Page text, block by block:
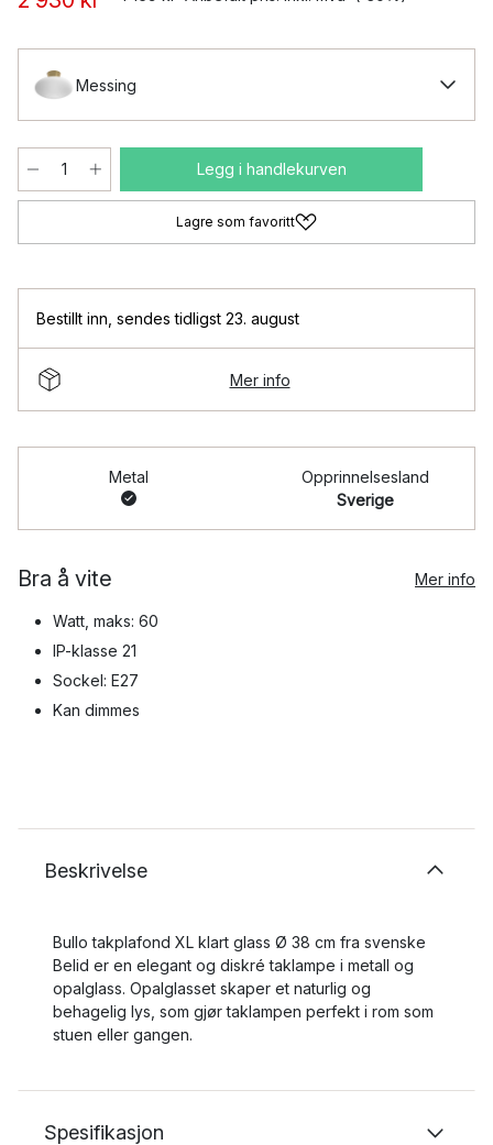
Messing
Legg i handlekurven
Lagre som favoritt
Bestillt inn sendes tidligst 23. august
Mer info
Metal
Opprinnelsesland
Sverige
Bra å vite Mer info
Watt, maks: 60
IP-klasse 21
Sockel: E27
Kan dimmes
Beskrivelse
Bullo takplafond XL klart glass Ø 38 cm fra svenske
Belid er en elegant og diskré taklampe i metall og
opalglass. Opalglasset skaper et naturlig og
behagelig lys, som gjør taklampen perfekt i rom som
stuen eller gangen.
Spesifikasjon